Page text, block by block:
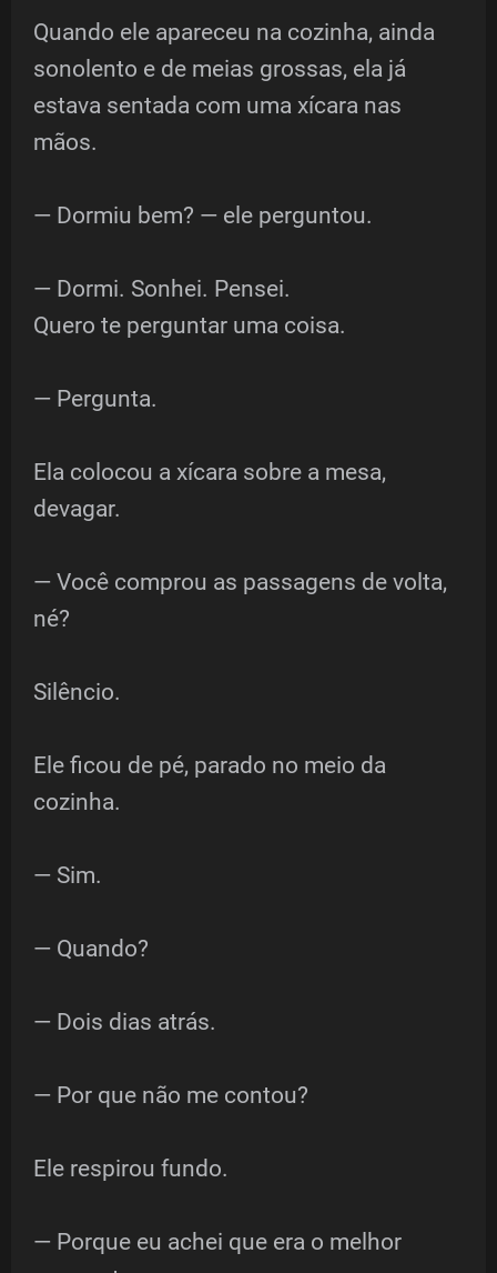
Quando ele apareceu na cozinha, ainda
sonolento e de meias grossas, ela já
estava sentada com uma xícara nas
mãos.
— Dormiu bem? — ele perguntou.
— Dormi. Sonhei. Pensei.
Quero te perguntar uma coisa.
— Pergunta.
Ela colocou a xícara sobre a mesa,
devagar.
— Você comprou as passagens de volta,
né?
Silêncio.
Ele ficou de pé, parado no meio da
cozinha.
— Sim.
— Quando?
— Dois dias atrás.
— Por que não me contou?
Ele respirou fundo.
— Porque eu achei que era o melhor